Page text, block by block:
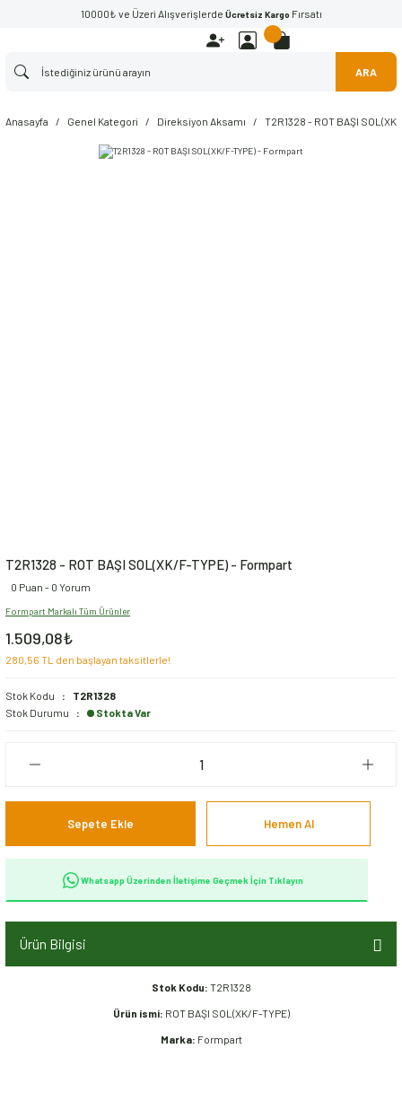
10000₺ ve Üzeri Alışverişlerde Ücretsiz Kargo Fırsatı
ARA
Anasayfa Genel Kategori Direksiyon Aksamı T2R1328 - ROT BAŞI
T2R1328 - ROT BAŞI SOL(XK/F-TYPE) - Formpart
0 Puan - 0 Yorum
Formpart Markalı Tüm Ürünler
1.509,08₺
280,56 TL den başlayan taksitlerle!
Stok Kodu
T2R1328
Stok Durumu
Stokta Var
Sepete Ekle Hemen Al
Whatsapp Üzerinden İletişime Geçmek İçin Tıklayın
Ürün Bilgisi
Stok Kodu: T2R1328
Ürün ismi: ROT BAŞI SOL(XK/F-TYPE)
Marka: Formpart